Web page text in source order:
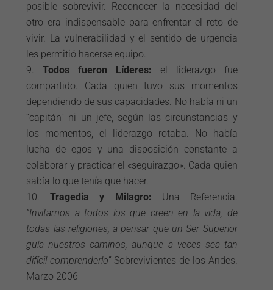
posible sobrevivir. Reconocer la necesidad del
otro era indispensable para enfrentar el reto de
vivir. La vulnerabilidad y el sentido de urgencia
les permitió hacerse equipo.
Todos fueron Líderes: el liderazgo fue
compartido. Cada quien tuvo sus momentos
dependiendo de sus capacidades. No había ni un
“capitán” ni un jefe, según las circunstancias y
los momentos, el liderazgo rotaba. No había
lucha de egos y una disposición constante a
colaborar y practicar el «seguirazgo». Cada quien
sabía lo que tenía que hacer.
Tragedia y Milagro: Una Referencia.
“Invitamos a todos los que creen en la vida, de
todas las religiones, a pensar que un Ser Superior
guía nuestros caminos, aunque a veces sea tan
difícil comprenderlo” Sobrevivientes de los Andes.
Marzo 2006